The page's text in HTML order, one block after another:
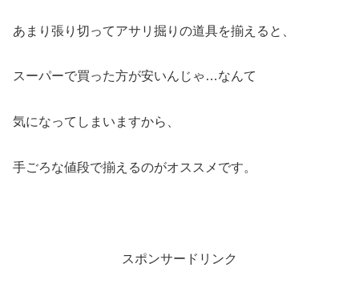
あまり張り切ってアサリ掘りの道具を揃えると、
スーパーで買った方が安いんじゃ…なんて
気になってしまいますから、
手ごろな値段で揃えるのがオススメです。
スポンサードリンク